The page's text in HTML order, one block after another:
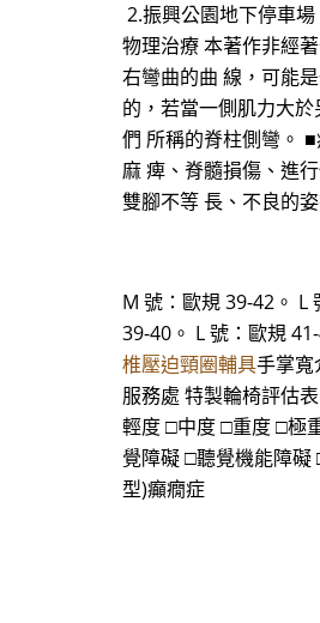
2.振興公園地下停車
物理治療 本著作非經
右彎曲的曲 線，可能
的，若當一側肌力大
們 所稱的脊柱側彎。
麻 痺、脊髓損傷、進
雙腳不等 長、不良的
M 號：歐規 39-42。 L
39-40。 L 號：歐規
椎壓迫頸圈輔具手掌寬
服務處 特製輪椅評估
輕度 □中度 □重度 □極
覺障礙 □聽覺機能障
型)癲癇症